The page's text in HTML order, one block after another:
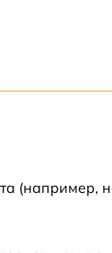
(например,